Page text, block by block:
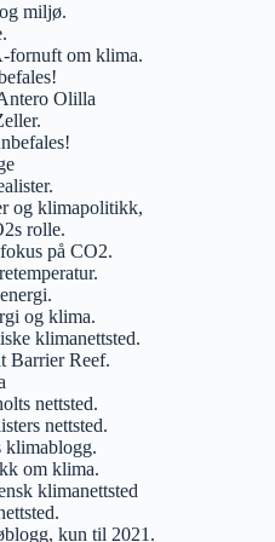
miljø.
fornuft om klima.
Olilla
og klimapolitikk,
rolle.
på CO2.
og klima.
klimanettsted.
Barrier Reef.
nettsted.
nettsted.
klimablogg.
om klima.
klimanettsted
kun til 2021.